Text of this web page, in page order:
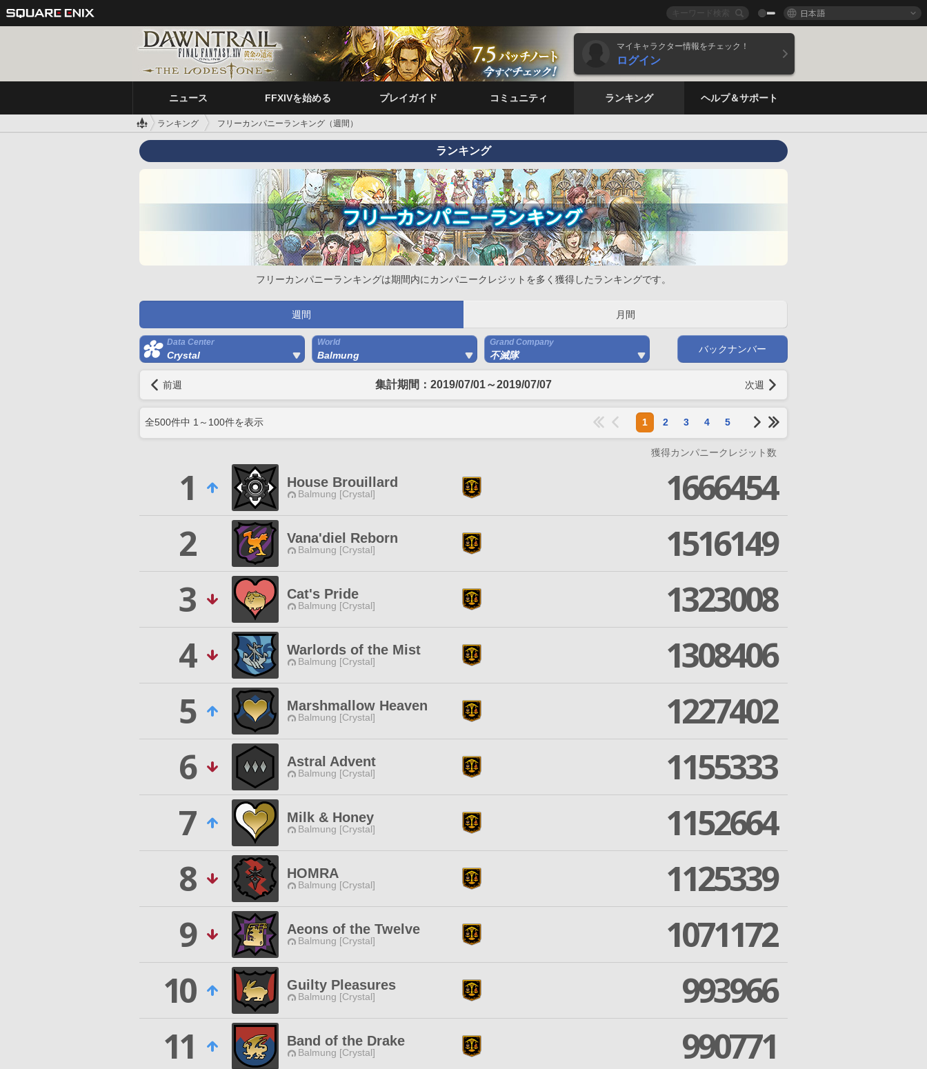
日本語
マイキャラクター情報をチェック！
ログイン
ニュース FFXIVを始める プレイガイド コミュニティ ランキング ヘルプ＆サポート
ランキング フリーカンパニーランキング（週間）
ランキング
フリーカンパニーランキングは期間内にカンパニークレジットを多く獲得したランキングです。
週間 月間
Data Center
Crystal
World
Balmung
Grand Company
不滅隊
バックナンバー
前週 集計期間：2019/07/01～2019/07/07 次週
全500件中 1 ～ 100件を表示 1 2 3 4 5
獲得カンパニークレジット数
1 House Brouillard
Balmung [Crystal]
1666454
2
Vana'diel Reborn
Balmung [Crystal]
1516149
3
Cat's Pride
Balmung [Crystal]
1323008
4
Warlords of the Mist
Balmung [Crystal]
1308406
5
Marshmallow Heaven
Balmung [Crystal]
1227402
6
Astral Advent
Balmung [Crystal]
1155333
7
Milk & Honey
Balmung [Crystal]
1152664
8
HOMRA
Balmung [Crystal]
1125339
9
Aeons of the Twelve
Balmung [Crystal]
1071172
10
Guilty Pleasures
Balmung [Crystal]
993966
11
Band of the Drake
Balmung [Crystal]
990771